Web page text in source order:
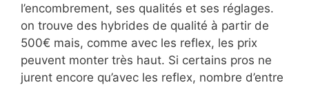
l’encombrement, ses qualités et ses réglages.
on trouve des hybrides de qualité à partir de
500€ mais, comme avec les reflex, les prix
peuvent monter très haut. Si certains pros ne
jurent encore qu’avec les reflex, nombre d’entre